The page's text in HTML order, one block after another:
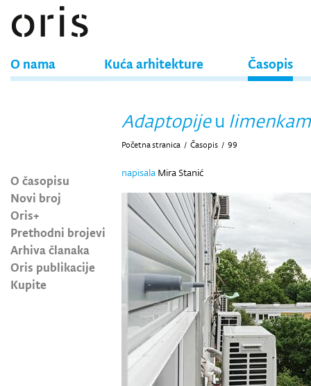
O nama Kuća arhitekture Časopis
O časopisu
Novi broj
Oris+
Prethodni brojevi
Arhiva članaka
Oris publikacije
Kupite
Adaptopijeu
Početna stranica / Časopis / 99
napisala Mira Stanić